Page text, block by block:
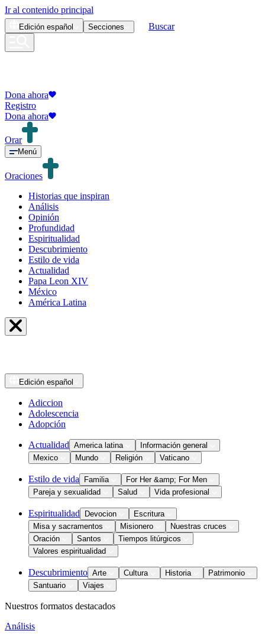
Ir al contenido principal
Edición español Secciones Buscar
Dona ahora
Registro
Dona ahora
Orar
Menú
Oraciones
Historias que inspiran
Análisis
Opinión
Profundidad
Espiritualidad
Descubrimiento
Estilo de vida
Actualidad
Papa Leon XIV
México
América Latina
Edición español
Adiccion
Adolescencia
Adopción
Actualidad America latina
Información general
Mexico
Mundo Religión Vaticano
Estilo de vida Familia
For Her &amp; For Men
Pareja y sexualidad
Salud Vida profesional
Espiritualidad Devocion
Escritura
Misa y sacramentos
Misionero
Nuestras cruces
Oración
Santos
Tiempos litúrgicos
Valores espiritualidad
Descubrimiento Arte Cultura Historia
Patrimonio
Santuario
Viajes
Nuestros formatos destacados
Análisis